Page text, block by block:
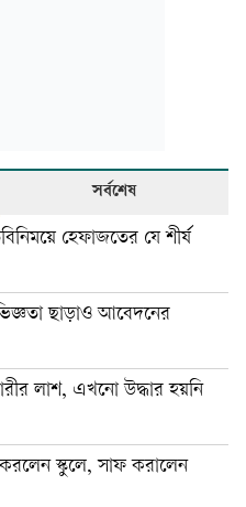
সর্বশেষ
হেফাজতের যে শীর্ষ
ছাড়াও আবেদনের
লাশ, এখনো উদ্ধার হয়নি
স্কুলে, সাফ করালেন